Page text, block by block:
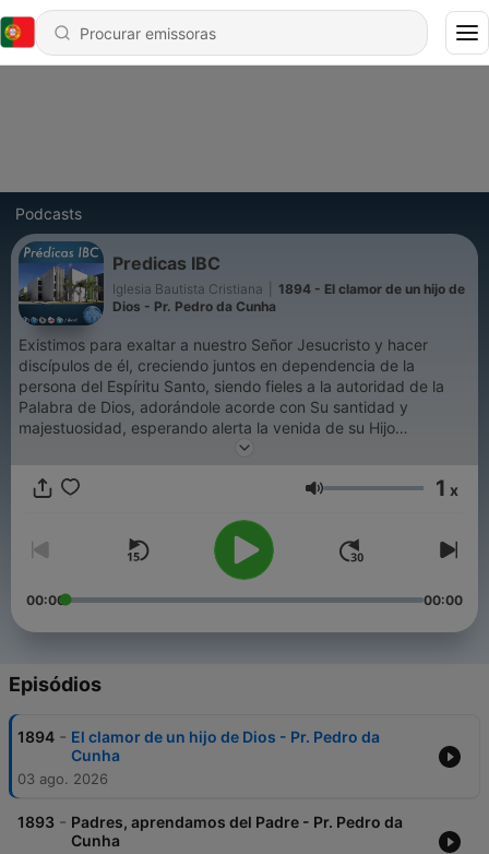
Podcasts
Predicas IBC
Iglesia Bautista Cristiana
1894 - El clamor de un hijo de
Dios - Pr. Pedro da Cunha
Existimos para exaltar a nuestro Señor Jesucristo y hacer
discípulos de él, creciendo juntos en dependencia de la
persona del Espíritu Santo, siendo fieles a la autoridad de la
Palabra de Dios, adorándole acorde con Su santidad y
majestuosidad, esperando alerta la venida de su Hijo
Volume 1 x
00:00 00:00
Episódios
1894 - El clamor de un hijo de Dios - Pr. Pedro da
Cunha
03 ago. 2026
1893 - Padres, aprendamos del Padre - Pr. Pedro da
Cunha